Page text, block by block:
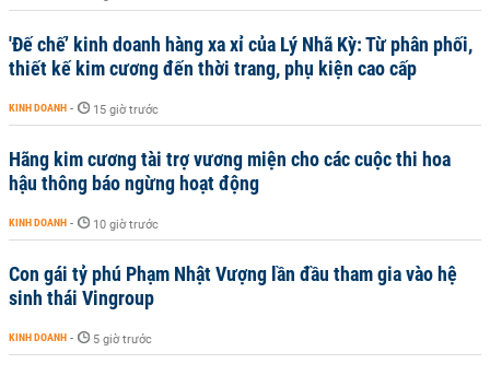
'Đế chế’ kinh doanh hàng xa xỉ của Lý Nhã Kỳ: Từ phân phối,
thiết kế kim cương đến thời trang, phụ kiện cao cấp
KINH DOANH - 15 giờ trước
Hãng kim cương tài trợ vương miện cho các cuộc thi hoa
hậu thông báo ngừng hoạt động
KINH DOANH - 10 giờ trước
Con gái tỷ phú Phạm Nhật Vượng lần đầu tham gia vào hệ
sinh thái Vingroup
KINH DOANH - 5 giờ trước